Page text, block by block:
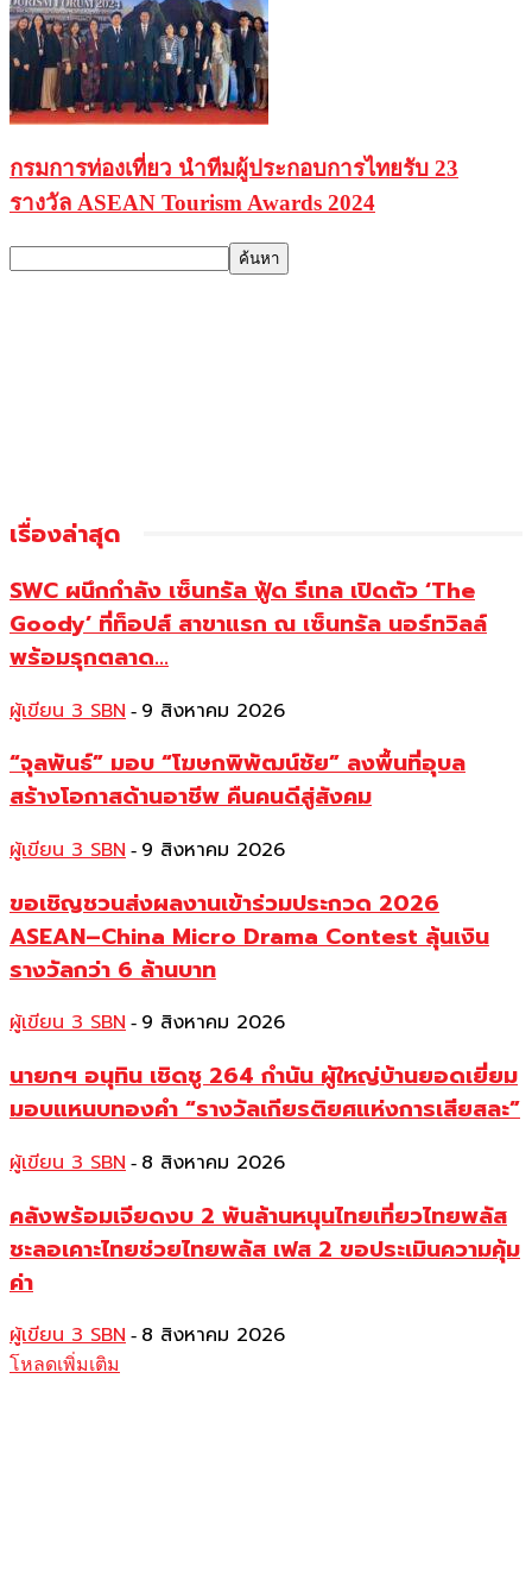
กรมการท่องเที่ยว นำทีมผู้ประกอบการไทยรับ 23
รางวัล ASEAN Tourism Awards 2024
เรื่องล่าสุด
SWC ผนึกกำลัง เซ็นทรัล ฟู้ด รีเทล เปิดตัว ‘The
Goody’ ที่ท็อปส์ สาขาแรก ณ เซ็นทรัล นอร์ทวิลล์
พร้อมรุกตลาด...
ผู้เขียน 3 SBN - 9 สิงหาคม 2026
“จุลพันธ์” มอบ “โฆษกพิพัฒน์ชัย” ลงพื้นที่อุบล
สร้างโอกาสด้านอาชีพ คืนคนดีสู่สังคม
ผู้เขียน 3 SBN - 9 สิงหาคม 2026
ขอเชิญชวนส่งผลงานเข้าร่วมประกวด 2026
ASEAN–China Micro Drama Contest ลุ้นเงิน
รางวัลกว่า 6 ล้านบาท
ผู้เขียน 3 SBN - 9 สิงหาคม 2026
นายกฯ อนุทิน เชิดชู 264 กำนัน ผู้ใหญ่บ้านยอดเยี่ยม
มอบแหนบทองคำ “รางวัลเกียรติยศแห่งการเสียสละ”
ผู้เขียน 3 SBN - 8 สิงหาคม 2026
คลังพร้อมเจียดงบ 2 พันล้านหนุนไทยเที่ยวไทยพลัส
ชะลอเคาะไทยช่วยไทยพลัส เฟส 2 ขอประเมินความคุ้ม
ค่า
ผู้เขียน 3 SBN - 8 สิงหาคม 2026
โหลดเพิ่มเติม